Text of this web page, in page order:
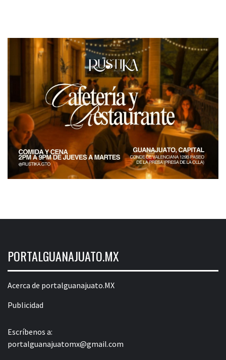
PORTALGUANAJUATO.MX
Acerca de portalguanajuato.MX
Publicidad
Escríbenos a:
portalguanajuatomx@gmail.com